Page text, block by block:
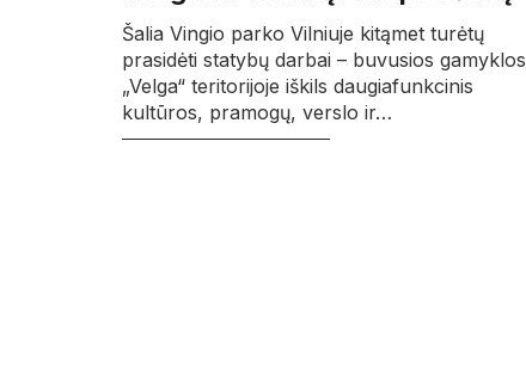
Šalia Vingio parko Vilniuje kitąmet turėtų
prasidėti statybų darbai – buvusios gamyklos
„Velga“ teritorijoje iškils daugiafunkcinis
kultūros, pramogų, verslo ir…